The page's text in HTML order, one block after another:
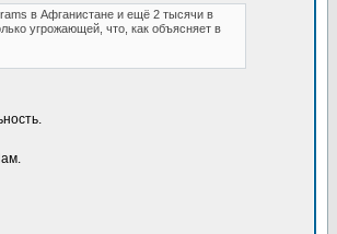
в Афганистане и ещё 2 тысячи в
угрожающей, что, как объясняет в